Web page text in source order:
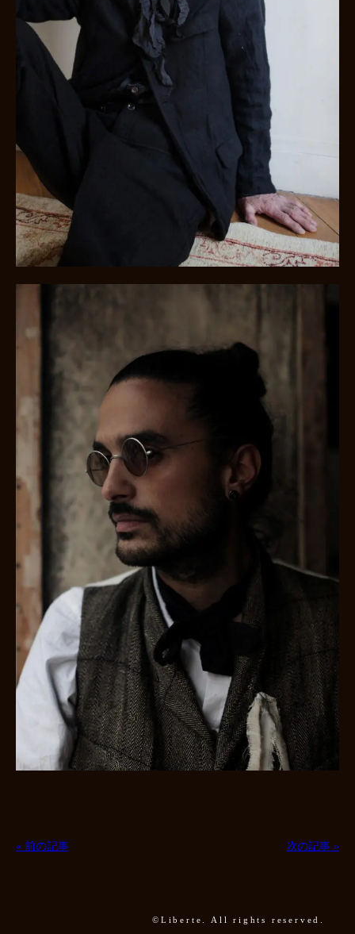
« 前の記事 次の記事 »
©Liberte. All rights reserved.